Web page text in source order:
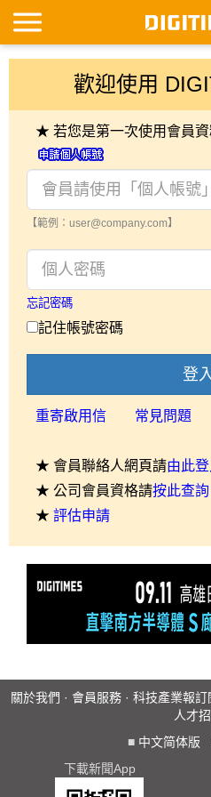
歡迎使用
★ 若您是第一次使用會員
【範例：user@company.com】
忘記密碼
記住帳號密碼
登
重寄啟用信 常見問題
★ 會員聯絡人網頁請由此登
★ 公司會員資格請按此查詢
★ 評估申請
關於我們 · 會員服務 · 科技產業報訂
人才
■ 中文简体版
下載新聞App